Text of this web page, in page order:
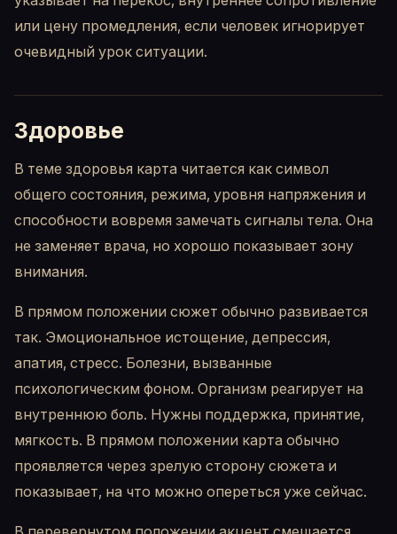
или цену промедления, если человек игнорирует
очевидный урок ситуации.
Здоровье
В теме здоровья карта читается как символ
общего состояния, режима, уровня напряжения и
способности вовремя замечать сигналы тела. Она
не заменяет врача, но хорошо показывает зону
внимания.
В прямом положении сюжет обычно развивается
так. Эмоциональное истощение, депрессия,
апатия, стресс. Болезни, вызванные
психологическим фоном. Организм реагирует на
внутреннюю боль. Нужны поддержка, принятие,
мягкость. В прямом положении карта обычно
проявляется через зрелую сторону сюжета и
показывает, на что можно опереться уже сейчас.